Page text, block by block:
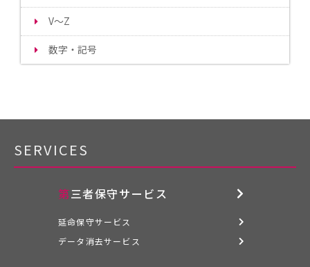
V～Z
数字・記号
SERVICES
第三者保守サービス
延命保守サービス
データ消去サービス